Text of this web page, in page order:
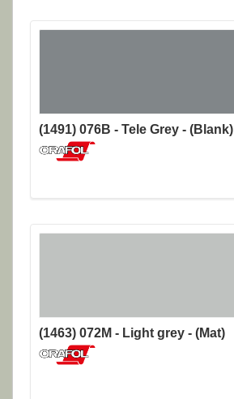
(1491) 076B - Tele Grey - (Blank)
(1463) 072M - Light grey - (Mat)